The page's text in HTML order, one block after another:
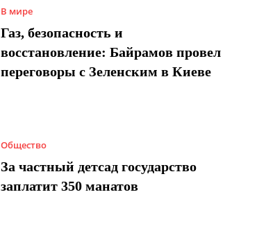
В мире
Газ, безопасность и
восстановление: Байрамов провел
переговоры с Зеленским в Киеве
Общество
За частный детсад государство
заплатит 350 манатов